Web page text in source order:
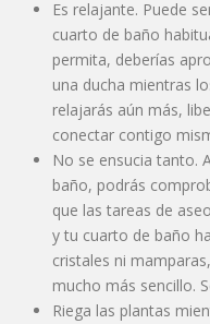
Es relajante. Puede
cuarto de baño
permita, deberías
una ducha mientras
relajarás aún más,
conectar contigo
No se ensucia tanto.
baño, podrás
que las tareas de
y tu cuarto de baño
cristales ni
mucho más sencillo.
Riega las plantas